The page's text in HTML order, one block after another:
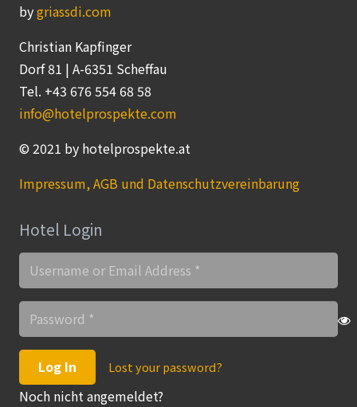
bygriassdi.com
Christian Kapfinger
Dorf 81 | A-6351 Scheffau
Tel. +43 676 554 68 58
info@hotelprospekte.com
© 2021 by hotelprospekte.at
Impressum, AGB und Datenschutzvereinbarung
Hotel Login
Log In Lost your password?
Noch nicht angemeldet?